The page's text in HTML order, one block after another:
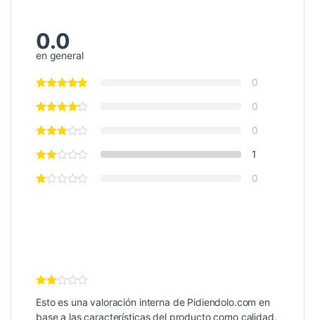
0.0
en general
0
0
0
1
0
ación
Inter
Esto es una valoración interna de Pidiendolo.com en
base a las características del producto como calidad,